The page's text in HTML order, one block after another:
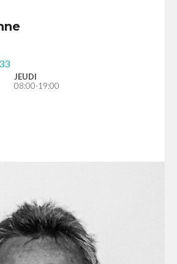
JEUDI
08:00-19:00